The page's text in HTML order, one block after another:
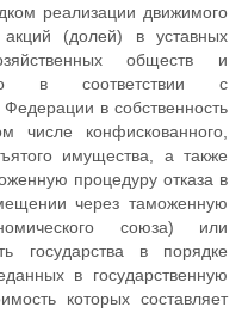
реализации движимого
(долей) в уставных
обществ и
в соответствии с
Федерации в собственность
числе конфискованного,
имущества, а также
процедуру отказа в
через таможенную
союза) или
государства в порядке
в государственную
которых составляет